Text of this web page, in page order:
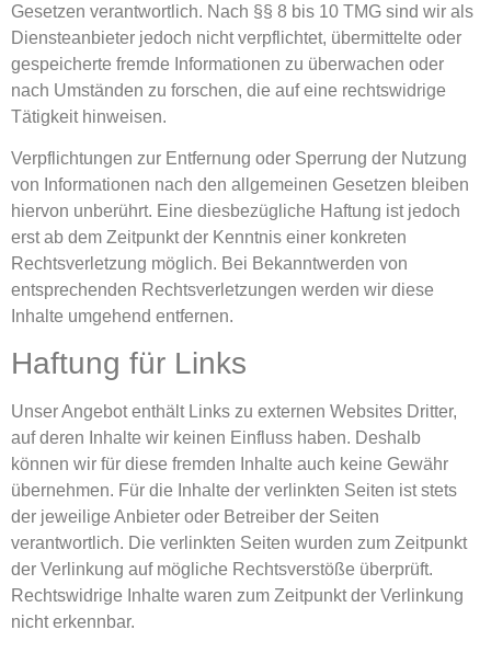
Gesetzen verantwortlich. Nach §§ 8 bis 10 TMG sind wir als
Diensteanbieter jedoch nicht verpflichtet, übermittelte oder
gespeicherte fremde Informationen zu überwachen oder
nach Umständen zu forschen, die auf eine rechtswidrige
Tätigkeit hinweisen.
Verpflichtungen zur Entfernung oder Sperrung der Nutzung
von Informationen nach den allgemeinen Gesetzen bleiben
hiervon unberührt. Eine diesbezügliche Haftung ist jedoch
erst ab dem Zeitpunkt der Kenntnis einer konkreten
Rechtsverletzung möglich. Bei Bekanntwerden von
entsprechenden Rechtsverletzungen werden wir diese
Inhalte umgehend entfernen.
Haftung für Links
Unser Angebot enthält Links zu externen Websites Dritter,
auf deren Inhalte wir keinen Einfluss haben. Deshalb
können wir für diese fremden Inhalte auch keine Gewähr
übernehmen. Für die Inhalte der verlinkten Seiten ist stets
der jeweilige Anbieter oder Betreiber der Seiten
verantwortlich. Die verlinkten Seiten wurden zum Zeitpunkt
der Verlinkung auf mögliche Rechtsverstöße überprüft.
Rechtswidrige Inhalte waren zum Zeitpunkt der Verlinkung
nicht erkennbar.